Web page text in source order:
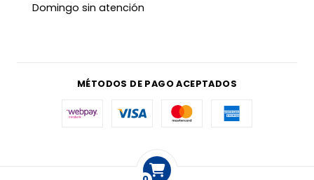
Domingo sin atención
MÉTODOS DE PAGO ACEPTADOS